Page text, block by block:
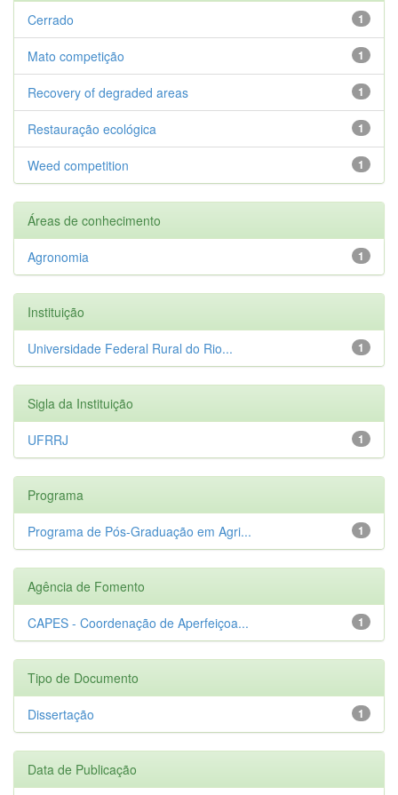
1
Cerrado
1
Mato competição
1
Recovery of degraded areas
1
Restauração ecológica
1
Weed competition
Áreas de conhecimento
1
Agronomia
Instituição
1
Universidade Federal Rural do Rio...
Sigla da Instituição
1
UFRRJ
Programa
1
Programa de Pós-Graduação em Agri...
Agência de Fomento
1
CAPES - Coordenação de Aperfeiçoa...
Tipo de Documento
1
Dissertação
Data de Publicação